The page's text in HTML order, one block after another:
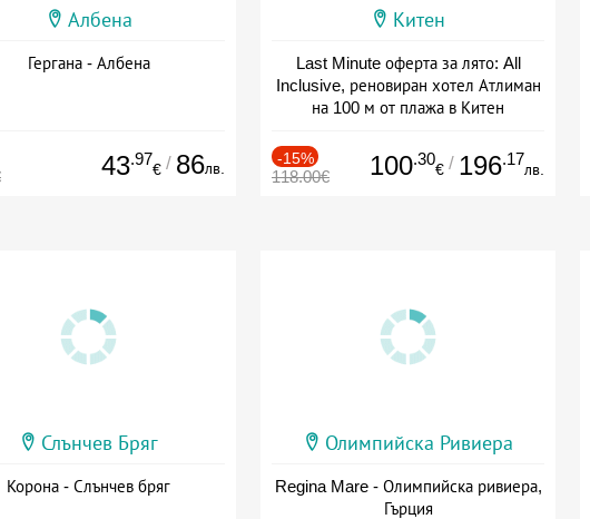
Албена
Гергана - Албена
43.97
€ / 86лв.
Китен
Last Minute оферта за лято: All
Inclusive, реновиран хотел Атлиман
на 100 м от плажа в Китен
-15%
118.00€ 100.30
€ / 196.17
лв.
Слънчев Бряг
Корона - Слънчев бряг
Олимпийска Ривиера
Regina Mare - Олимпийска ривиера,
Гърция